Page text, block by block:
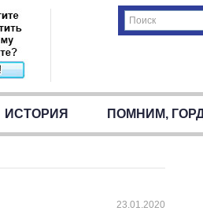
ИСТОРИЯ ПОМНИМ,
23.01.2020